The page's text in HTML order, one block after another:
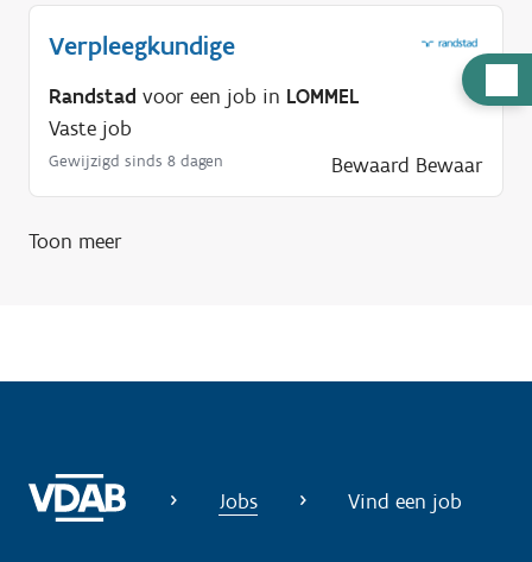
u
p
Verpleegkundige
Randstad voor een job in LOMMEL
Vaste job
Gewijzigd sinds 8 dagen Bewaard Bewaar
Toon meer
Jobs Vind een job